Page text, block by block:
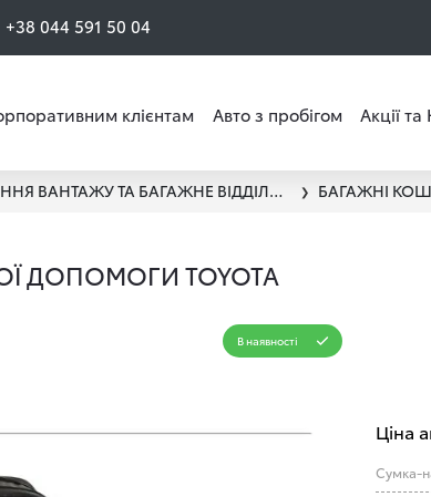
+38 044 591 50 04
клієнтам Авто з пробігом Акції
ПЕРЕВЕЗЕННЯ ВАНТАЖУ ТА БАГАЖНЕ ВІДДІЛЕННЯ ❯ БАГАЖНІ
ДОПОМОГИ TOYOTA
В наявності
Ціна